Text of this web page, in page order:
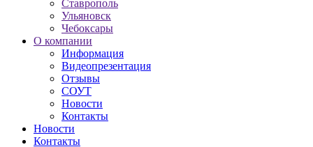
Ставрополь
Ульяновск
Чебоксары
О компании
Информация
Видеопрезентация
Отзывы
СОУТ
Новости
Контакты
Новости
Контакты